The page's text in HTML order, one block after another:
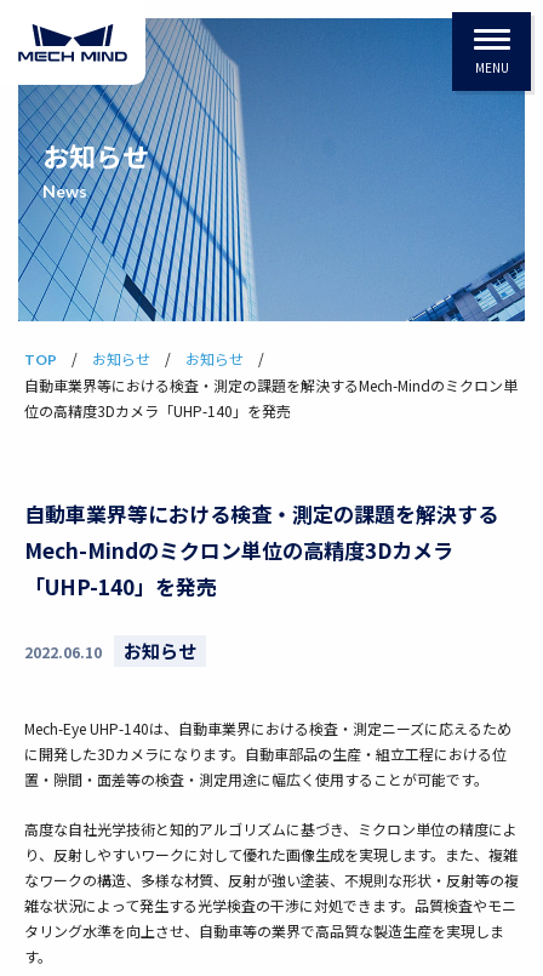
MENU
お知らせ
News
TOP お知らせ
お知らせ
自動車業界等における検査・測定の課題を解決するMech-Mindのミクロン単
位の高精度3Dカメラ「UHP-140」を発売
自動車業界等における検査・測定の課題を解決する
Mech-Mindのミクロン単位の高精度3Dカメラ
「UHP-140」を発売
2022.06.10 お知らせ
Mech-Eye UHP-140は、自動車業界における検査・測定ニーズに応えるため
に開発した3Dカメラになります。自動車部品の生産・組立工程における位
置・隙間・面差等の検査・測定用途に幅広く使用することが可能です。
高度な自社光学技術と知的アルゴリズムに基づき、ミクロン単位の精度によ
り、反射しやすいワークに対して優れた画像生成を実現します。また、複雑
なワークの構造、多様な材質、反射が強い塗装、不規則な形状・反射等の複
雑な状況によって発生する光学検査の干渉に対処できます。品質検査やモニ
タリング水準を向上させ、自動車等の業界で高品質な製造生産を実現しま
す。